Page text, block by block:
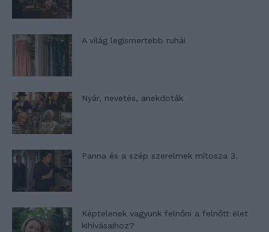
A világ legismertebb ruhái
Nyár, nevetés, anekdoták
Panna és a szép szerelmek mítosza 3.
Képtelenek vagyunk felnőni a felnőtt élet
kihívásaihoz?